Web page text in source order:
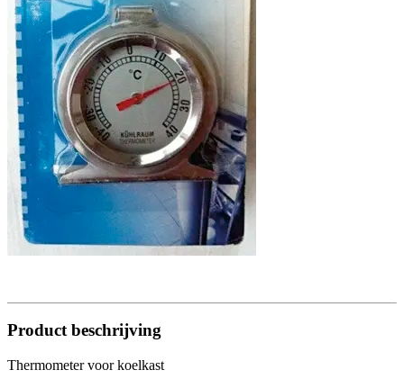
Product beschrijving
Thermometer voor koelkast